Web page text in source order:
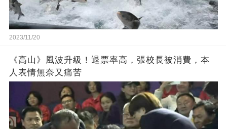
2023/11/20
《高山》風波升級！退票率高，張校長被消費，本
人表情無奈又痛苦